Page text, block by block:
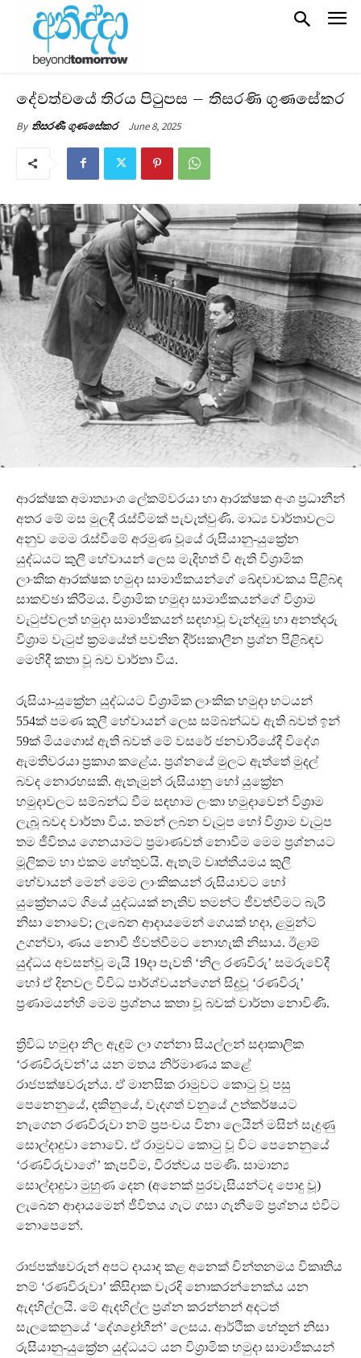
දේවත්වයේ තිරය පිටුපස – තිසරණි ගුණසේකර
By තිසරණී ගුණසේකර June 8, 2025
ආරක්ෂක අමාත්‍යාංශ ලේකම්වරයා හා ආරක්ෂක අංශ ප්‍රධානීන්
අතර මේ මස මුලදී රැස්වීමක් පැවැත්වුණි. මාධ්‍ය වාර්තාවලට
අනුව මෙම රැස්වීමේ අරමුණ වූයේ රුසියානු-යුක්‍රේන
යුද්ධයට කුලී හේවායන් ලෙස මැදිහත් වී ඇති විශ්‍රාමික
ලාංකික ආරක්ෂක හමුදා සාමාජිකයන්ගේ ඛේදවාචකය පිළිබඳ
සාකච්ඡා කිරීමය. විශ්‍රාමික හමුදා සාමාජිකයන්ගේ විශ්‍රාම
වැටුප්වලත් හමුදා සාමාජිකයන් සඳහාවූ වැන්දඹු හා අනත්දරු
විශ්‍රාම වැටුප් ක්‍රමයේත් පවතින දීර්ඝකාලීන ප්‍රශ්න පිළිබඳව
මෙහිදී කතා වූ බව වාර්තා විය.
රුසියා-යුක්‍රේන යුද්ධයට විශ්‍රාමික ලාංකික හමුදා භටයන්
554ක් පමණ කුලී හේවායන් ලෙස සම්බන්ධව ඇති බවත් ඉන්
59ක් මියගොස් ඇති බවත් මේ වසරේ ජනවාරියේදී විදේශ
ඇමතිවරයා ප්‍රකාශ කළේය. ප්‍රශ්නයේ මුලට ඇත්තේ මුදල්
බවද නොරහසකි. ඇතැමුන් රුසියානු හෝ යුක්‍රේන
හමුදාවලට සම්බන්ධ වීම සඳහාම ලංකා හමුදාවෙන් විශ්‍රාම
ලැබූ බවද වාර්තා විය. තමන් ලබන වැටුප හෝ විශ්‍රාම වැටුප
තම ජීවිතය ගෙනයාමට ප්‍රමාණවත් නොවීම මෙම ප්‍රශ්නයට
මූලිකම හා එකම හේතුවයි. ඇතැම් වෘත්තීයමය කුලී
හේවායන් මෙන් මෙම ලාංකිකයන් රුසියාවට හෝ
යුක්‍රේනයට ගියේ යුද්ධයක් නැතිව තමන්ට ජීවත්වීමට බැරි
නිසා නොවේ; ලැබෙන ආදායමෙන් ගෙයක් හදා, ළමුන්ට
උගන්වා, ණය නොවී ජීවත්වීමට නොහැකි නිසාය. ඊළාම්
යුද්ධය අවසන්වූ මැයි 19දා පැවති ‘නිල රණවිරු’ සමරුවේදී
හෝ ඒ දිනවල විවිධ පාර්ශ්වයන්ගෙන් සිදුවූ ‘රණවිරු’
ප්‍රණාමයන්හි මෙම ප්‍රශ්නය කතා වූ බවක් වාර්තා නොවිණි.
ත්‍රිවිධ හමුදා නිල ඇඳුම් ලා ගන්නා සියල්ලන් සදාකාලික
‘රණවිරුවන්’ය යන මතය නිර්මාණය කළේ
රාජපක්ෂවරුන්ය. ඒ මානසික රාමුවට කොටු වූ පසු
පෙනෙනුයේ, දකිනුයේ, වැදගත් වනුයේ උත්කර්ෂයට
නැගෙන රණවිරුවා නම් ප්‍රපංචය විනා ලෙයින් මසින් සැදුණු
සොල්දාදුවා නොවේ. ඒ රාමුවට කොටු වූ විට පෙනෙනුයේ
‘රණවිරුවාගේ’ කැපවීම, වීරත්වය පමණි. සාමාන්‍ය
සොල්දාදුවා මුහුණ දෙන (අනෙක් පුරවැසියන්ටද පොදු වූ)
ලැබෙන ආදායමෙන් ජීවිතය ගැට ගසා ගැනීමේ ප්‍රශ්නය එවිට
නොපෙනේ.
රාජපක්ෂවරුන් අපට දායාද කළ අනෙක් චින්තනමය විකෘතිය
නම් ‘රණවිරුවා’ කිසිදාක වැරදි නොකරන්නෙක්ය යන
ඇදහිල්ලයි. මේ ඇදහිල්ල ප්‍රශ්න කරන්නන් අදටත්
සැලකෙනුයේ ‘දේශද්‍රෝහීන්’ ලෙසය. ආර්ථික හේතූන් නිසා
රුසියානු-යුක්‍රේන යුද්ධයට යන විශ්‍රාමික හමුදා සාමාජිකයන්